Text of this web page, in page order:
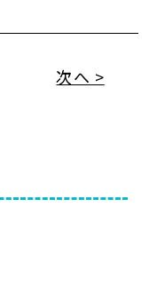
次へ >